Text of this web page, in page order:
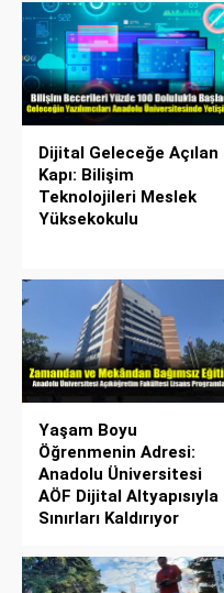
Dijital Geleceğe Açılan
Kapı: Bilişim
Teknolojileri Meslek
Yüksekokulu
Yaşam Boyu
Öğrenmenin Adresi:
Anadolu Üniversitesi
AÖF Dijital Altyapısıyla
Sınırları Kaldırıyor